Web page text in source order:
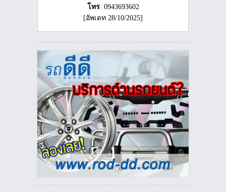
โทร: 0943693602
[อัพเดท 28/10/2025]